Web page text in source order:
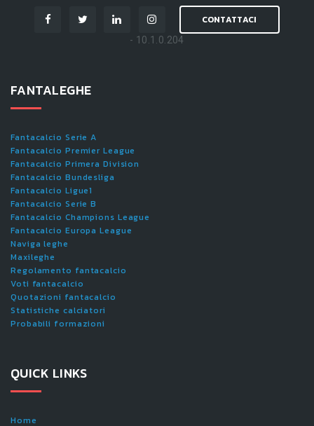
CONTATTACI
- 10.1.0.204
FANTALEGHE
Fantacalcio Serie A
Fantacalcio Premier League
Fantacalcio Primera Division
Fantacalcio Bundesliga
Fantacalcio Ligue1
Fantacalcio Serie B
Fantacalcio Champions League
Fantacalcio Europa League
Naviga leghe
Maxileghe
Regolamento fantacalcio
Voti fantacalcio
Quotazioni fantacalcio
Statistiche calciatori
Probabili formazioni
QUICK LINKS
Home